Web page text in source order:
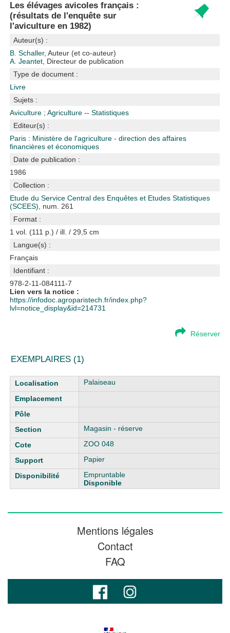
Les élévages avicoles français :
(résultats de l'enquête sur
l'aviculture en 1982)
Auteur(s) :
B. Schaller, Auteur (et co-auteur)
A. Jeantet , Directeur de publication
Type de document :
Livre
Sujets :
Aviculture ;Agriculture -- Statistiques
Editeur(s) :
Paris : Ministère de l'agriculture - direction des affaires
financières et économiques
Date de publication :
1986
Collection :
Etude du Service Central des Enquêtes et Etudes Statistiques
(SCEES) , num. 261
Format :
1 vol. (111 p.) / ill. / 29,5 cm
Langue(s) :
Français
Identifiant :
978-2-11-084111-7
Lien vers la notice :
https://infodoc.agroparistech.fr/index.php?
lvl=notice_display&id=214731
Réserver
EXEMPLAIRES (1)
Liste des exemplaires Palaiseau
Magasin - réserve
ZOO 048
Papier
Empruntable
Disponible
Mentions légales
Contact
FAQ